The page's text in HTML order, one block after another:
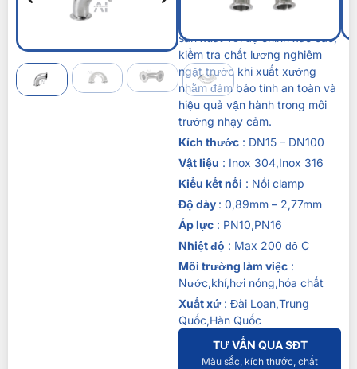
sản xuất với độ chính xác cao,
kiểm tra chất lượng nghiêm
ngặt trước khi xuất xưởng
nhằm đảm bảo tính an toàn và
hiệu quả vận hành trong môi
trường nhạy cảm.
Kích thước : DN15 – DN100
Vật liệu : Inox 304,Inox 316
Kiểu kết nối : Nối clamp
Độ dày : 0,89mm – 2,77mm
Áp lực : PN10,PN16
Nhiệt độ : Max 200 độ C
Môi trường làm việc :
Nước,khí,hơi nóng,hóa chất
Xuất xứ: Đài Loan,Trung
Quốc,Hàn Quốc
TƯ VẤN QUA SĐT
Màu sắc, kích thước, chất